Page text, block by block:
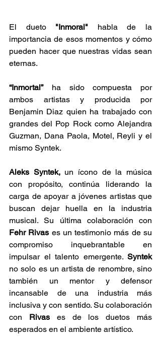
El dueto "Inmoral" habla de la
importancia de esos momentos y cómo
pueden hacer que nuestras vidas sean
eternas.
“Inmortal” ha sido compuesta por
ambos artistas y producida por
Benjamin Diaz quien ha trabajado con
grandes del Pop Rock como Alejandra
Guzman, Dana Paola, Motel, Reyli y el
mismo Syntek.
Aleks Syntek, un ícono de la música
con propósito, continúa liderando la
carga de apoyar a jóvenes artistas que
buscan dejar huella en la industria
Fehr Rivas es un testimonio más de su
compromiso inquebrantable en
impulsar el talento emergente. Syntek
no solo es un artista de renombre, sino
también un mentor y defensor
incansable de una industria más
inclusiva y con sentido. Su colaboración
con Rivas es de los duetos más
esperados en el ambiente artístico.